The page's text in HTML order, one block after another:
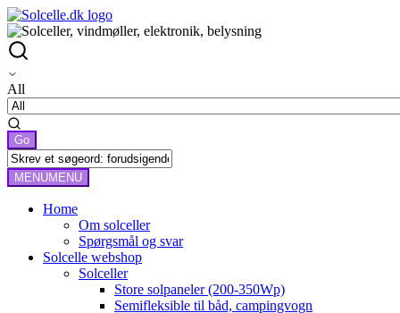
All
MENUMENU
Home
Om solceller
Spørgsmål og svar
Solcelle webshop
Solceller
Store solpaneler (200-350Wp)
Semifleksible til båd, campingvogn